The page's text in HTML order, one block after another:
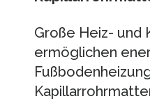
Große Heiz- und
ermöglichen